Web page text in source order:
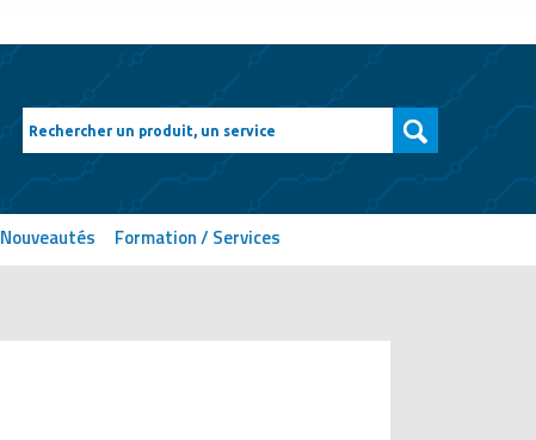
Nouveautés
Formation / Services